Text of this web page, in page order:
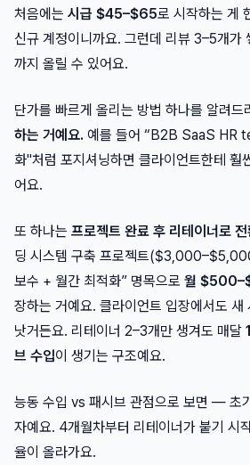
처음에는 시급 $45–$65로 시작하는 게
신규 계정이니까요. 그런데 리뷰 3–5개
까지 올릴 수 있어요.
단가를 빠르게 올리는 방법 하나를 알려드
하는 거예요. 예를 들어 “B2B SaaS HR
화"처럼 포지셔닝하면 클라이언트한테 훨
어요.
또 하나는 프로젝트 완료 후 리테이너로
딩 시스템 구축 프로젝트
보수 + 월간 최적화” 명목으로 월
장하는 거예요. 클라이언트 입장에서도 새
낫거든요. 리테이너 2–3개만 생겨도 매달
브 수입이 생기는 구조예요.
능동 수입 vs 패시브 관점으로 보면 — 초
자예요. 4개월차부터 리테이너가 붙기 시
율이 올라가요.